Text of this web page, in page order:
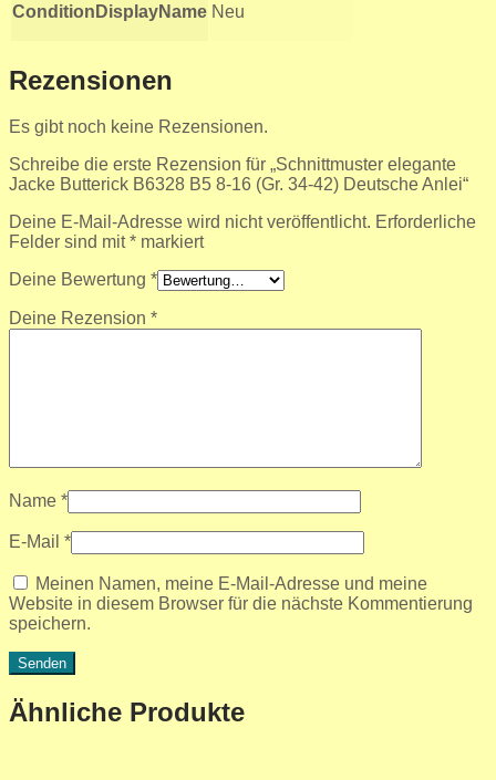
ConditionDisplayName Neu
Rezensionen
Es gibt noch keine Rezensionen.
Schreibe die erste Rezension für „Schnittmuster elegante
Jacke Butterick B6328 B5 8-16 (Gr. 34-42) Deutsche Anlei“
Deine E-Mail-Adresse wird nicht veröffentlicht. Erforderliche
Felder sind mit* markiert
Deine Bewertung *
Deine Rezension *
Name *
E-Mail *
Meinen Namen, meine E-Mail-Adresse und meine
Website in diesem Browser für die nächste Kommentierung
speichern.
Ähnliche Produkte